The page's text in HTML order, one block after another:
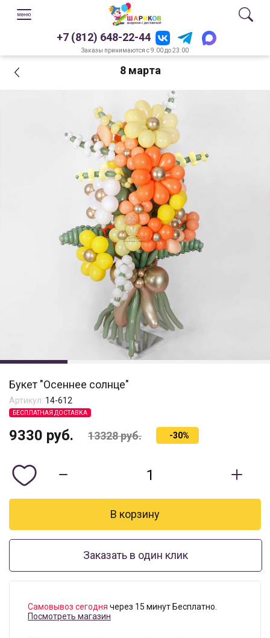
+7 (812) 648-22-44
Заказы принимаются с 9.00 до 23.00
8 марта
Букет "Осеннее солнце"
Артикул: 14-612
БЕСПЛАТНАЯ ДОСТАВКА
9330 руб. 13328руб. -30%
Заказать в один клик
Самовывоз сегодня через 15 минут Бесплатно.
Посмотреть магазин